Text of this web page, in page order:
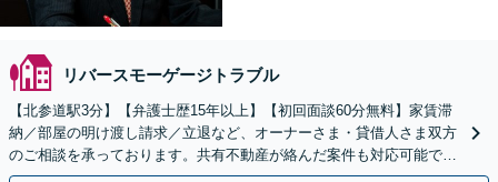
リバースモーゲージトラブル
【北参道駅3分】【弁護士歴15年以上】【初回面談60分無料】家賃滞
納／部屋の明け渡し請求／立退など、オーナーさま・貸借人さま双方
のご相談を承っております。共有不動産が絡んだ案件も対応可能です
【電話／ビデオ相談OK】